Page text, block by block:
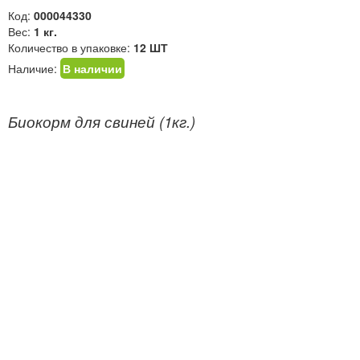
Код: 000044330
Вес: 1 кг.
Количество в упаковке: 12 ШТ
Наличие: В наличии
Биокорм для свиней (1кг.)